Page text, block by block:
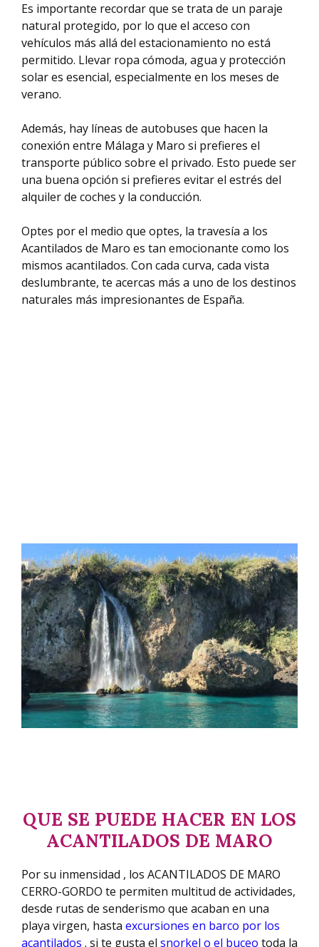
Es importante recordar que se trata de un paraje
natural protegido, por lo que el acceso con
vehículos más allá del estacionamiento no está
permitido. Llevar ropa cómoda, agua y protección
solar es esencial, especialmente en los meses de
verano.
Además, hay líneas de autobuses que hacen la
conexión entre Málaga y Maro si prefieres el
transporte público sobre el privado. Esto puede ser
una buena opción si prefieres evitar el estrés del
alquiler de coches y la conducción.
Optes por el medio que optes, la travesía a los
Acantilados de Maro es tan emocionante como los
mismos acantilados. Con cada curva, cada vista
deslumbrante, te acercas más a uno de los destinos
naturales más impresionantes de España.
QUE SE PUEDE HACER EN LOS
ACANTILADOS DE MARO
Por su inmensidad , los ACANTILADOS DE MARO
CERRO-GORDO te permiten multitud de actividades,
desde rutas de senderismo que acaban en una
playa virgen, hasta excursiones en barco por los
acantilados . si te gusta el snorkel o el buceo toda la